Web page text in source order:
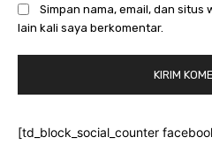
Simpan nama, email, dan situs
lain kali saya berkomentar.
[td_block_social_counter